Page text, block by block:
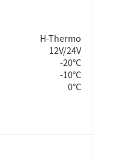
H-Thermo
12V/24V
-20°C
-10°C
0°C